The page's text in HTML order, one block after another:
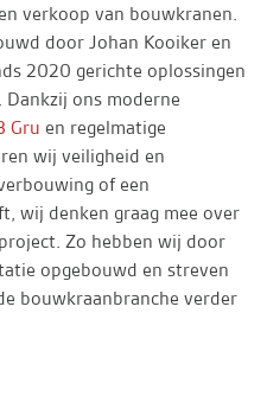
verkoop van bouwkranen.
door Johan Kooiker en
2020 gerichte oplossingen
ons moderne
Gru en regelmatige
wij veiligheid en
of een
wij denken graag mee over
Zo hebben wij door
opgebouwd en streven
bouwkraanbranche verder